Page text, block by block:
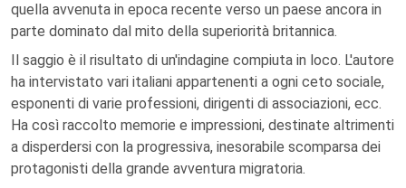
quella avvenuta in epoca recente verso un paese ancora in
parte dominato dal mito della superiorità britannica.
Il saggio è il risultato di un'indagine compiuta in loco. L'autore
ha intervistato vari italiani appartenenti a ogni ceto sociale,
esponenti di varie professioni, dirigenti di associazioni, ecc.
Ha così raccolto memorie e impressioni, destinate altrimenti
a disperdersi con la progressiva, inesorabile scomparsa dei
protagonisti della grande avventura migratoria.